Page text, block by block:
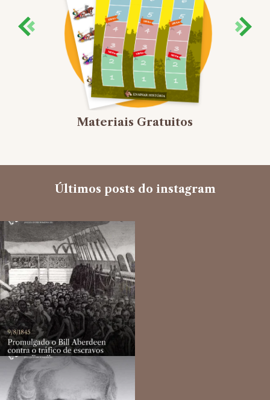
Materiais Gratuitos
Últimos posts do instagram